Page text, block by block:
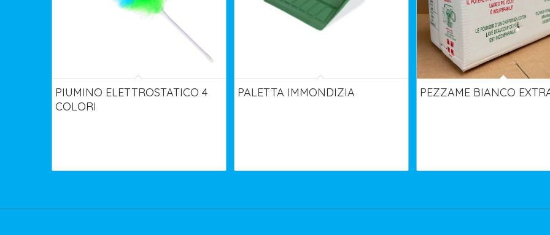
PIUMINO ELETTROSTATICO 4
COLORI
PALETTA IMMONDIZIA PEZZAME BIANCO